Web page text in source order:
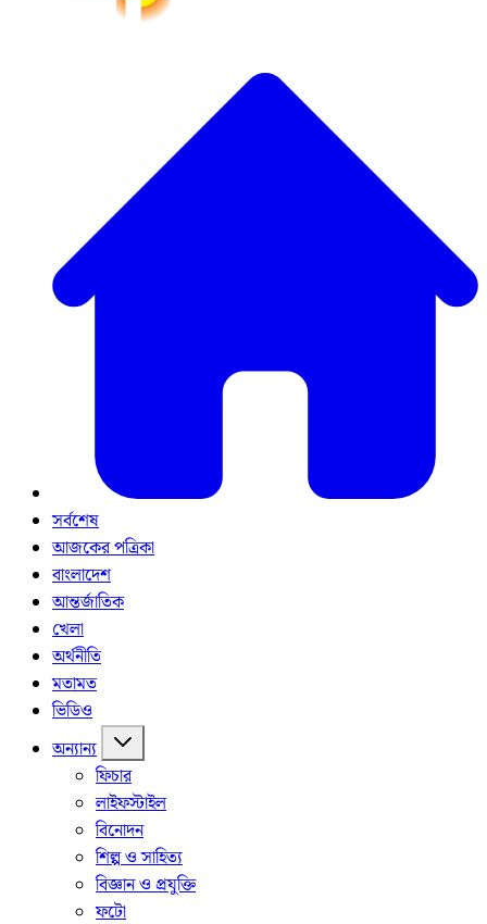
সর্বশেষ
আজকের পত্রিকা
বাংলাদেশ
আন্তর্জাতিক
খেলা
অর্থনীতি
মতামত
ভিডিও
অন্যান্য
ফিচার
লাইফস্টাইল
বিনোদন
শিল্প ও সাহিত্য
বিজ্ঞান ও প্রযুক্তি
ফটো